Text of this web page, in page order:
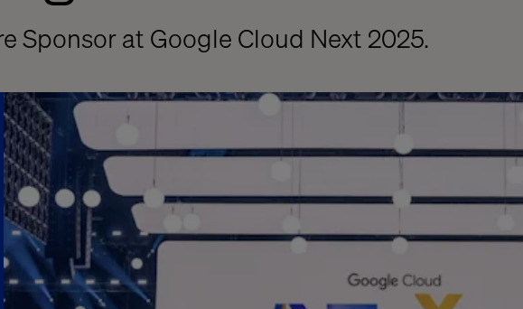
Sponsor at Google Cloud Next 2025.